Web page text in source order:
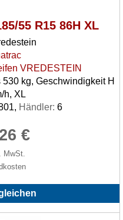
55 R15 86H XL
VREDESTEIN
530 kg, Geschwindigkeit H
h, XL
Händler: 6
€
MwSt.